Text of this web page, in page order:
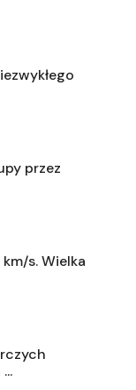
przez
s. Wielka